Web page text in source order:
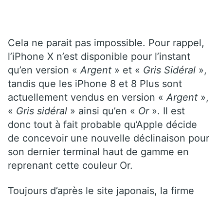
Cela ne parait pas impossible. Pour rappel,
l’iPhone X n’est disponible pour l’instant
qu’en version «Argent » et « Gris Sidéral »,
tandis que les iPhone 8 et 8 Plus sont
actuellement vendus en version «Argent »,
« Gris sidéral » ainsi qu’en « Or ». Il est
donc tout à fait probable qu’Apple décide
de concevoir une nouvelle déclinaison pour
son dernier terminal haut de gamme en
reprenant cette couleur Or.
Toujours d’après le site japonais, la firme